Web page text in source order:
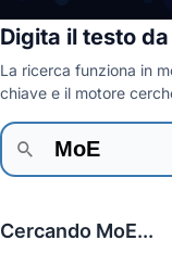
Digita il testo
La ricerca funziona in
chiave e il motore
Cercando MoE...